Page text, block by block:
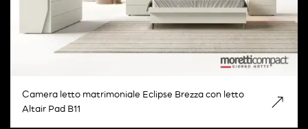
Camera letto matrimoniale Eclipse Brezza con letto
Altair Pad B11